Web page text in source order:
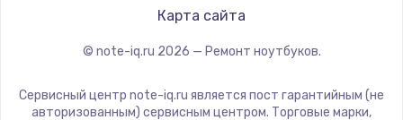
Panasonic
ZTE
Карта сайта
© note-iq.ru 2026 — Ремонт ноутбуков.
Сервисный центр note-iq.ru является пост гарантийным (не
авторизованным) сервисным центром. Торговые марки,